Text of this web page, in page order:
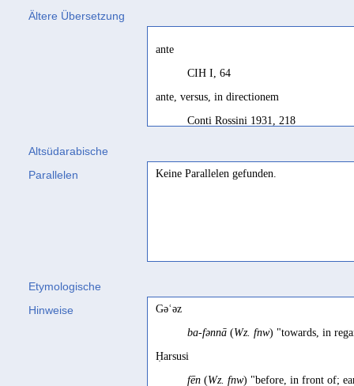
Ältere Übersetzung
ante
CIH I, 64
ante, versus, in directionem
Conti Rossini 1931, 218
Robin/Bâfaqîh 1981, 69; Robin
Jamme 1955d, 112; Robin/Dridi
im Umland
Sima 2000, 217 Bsp. 1
im Vorraum
Altsüdarabische
Parallelen
Keine Parallelen gefunden.
Etymologische
Hinweise
Gəʿəz
ba-fənnā (Wz. fnw) "towards, in
Ḥarsusi
fēn (Wz. fnw) "before, in front of;